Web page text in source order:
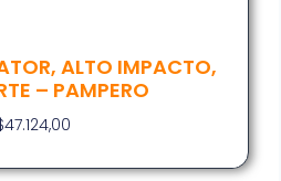
ALTO IMPACTO,
– PAMPERO
47.124,00